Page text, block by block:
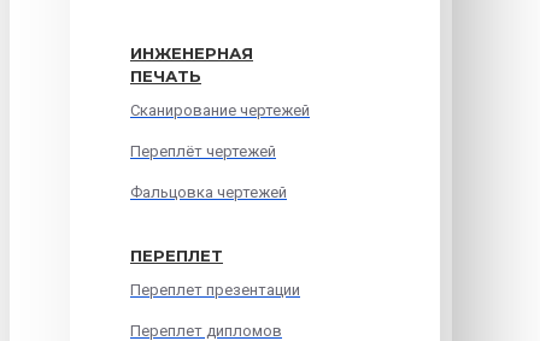
ИНЖЕНЕРНАЯ
ПЕЧАТЬ
Сканирование чертежей
Переплёт чертежей
Фальцовка чертежей
ПЕРЕПЛЕТ
Переплет презентации
Переплет дипломов